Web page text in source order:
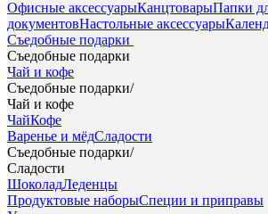
Офисные аксессуарыКанцтоварыПапки
документовНастольные аксессуары
Съедобные подарки
Съедобные подарки
Чай и кофе
Съедобные подарки/
Чай и кофе
ЧайКофе
Варенье и мёдСладости
Съедобные подарки/
Сладости
ШоколадЛеденцы
Продуктовые наборыСпеции и приправы